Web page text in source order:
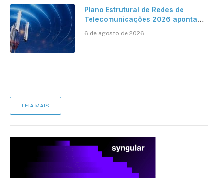
Plano Estrutural de Redes de
Telecomunicações 2026 aponta
mantém desafio
6 de agosto de 2026
LEIA MAIS